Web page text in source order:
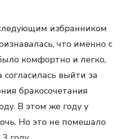
избранником
что именно с
комфортно и легко,
выйти за
бракосочетания
В этом же году у
Но это не помешало